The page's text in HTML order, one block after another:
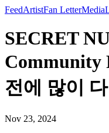
FeedArtistFan LetterMedia
SECRET
Community
전에 많이
Nov 23, 2024